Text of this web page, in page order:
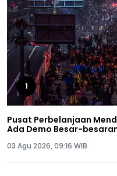
1
Pusat Perbelanjaan
Ada Demo Besar-
03 Agu 2026, 09:16 WIB